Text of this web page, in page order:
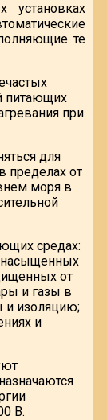
установках
те
питающих
при
для
пределах от
моря в
средах:
от
и газы в
и изоляцию;
и
В.